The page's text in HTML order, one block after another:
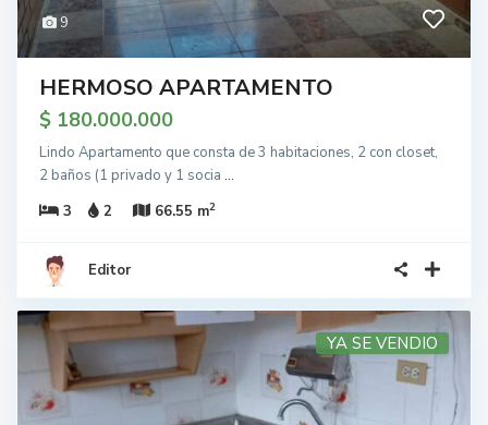
9
HERMOSO APARTAMENTO
$ 180.000.000
Lindo Apartamento que consta de 3 habitaciones, 2 con closet,
2 baños (1 privado y 1 socia ...
3
2 66.55 m2
Editor
YA SE VENDIO